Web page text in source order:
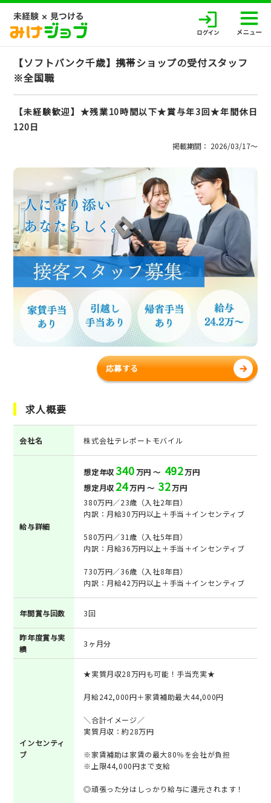
【ソフトバンク千歳】携帯ショップの受付スタッフ
※全国職
【未経験歓迎】★残業10時間以下★賞与年3回★年間休日
120日
掲載期間： 2026/03/17〜
応募する
求人概要
会社名 株式会社テレポートモバイル
給与詳細
想定年収340万円 ～ 492万円
想定月収 24万円 ～ 32万円
380万円／23歳（入社2年目）
内訳：月給30万円以上＋手当＋インセンティブ
580万円／31歳（入社5年目）
内訳：月給36万円以上＋手当＋インセンティブ
730万円／36歳（入社8年目）
内訳：月給42万円以上＋手当＋インセンティブ
年間賞与回数 3回
昨年度賞与実
績
3ヶ月分
インセンティ
ブ
★実質月収28万円も可能！手当充実★
月給242,000円＋家賃補助最大44,000円
＼合計イメージ／
実質月収：約28万円
※家賃補助は家賃の最大80％を会社が負担
※上限44,000円まで支給
◎頑張った分はしっかり給与に還元されます！